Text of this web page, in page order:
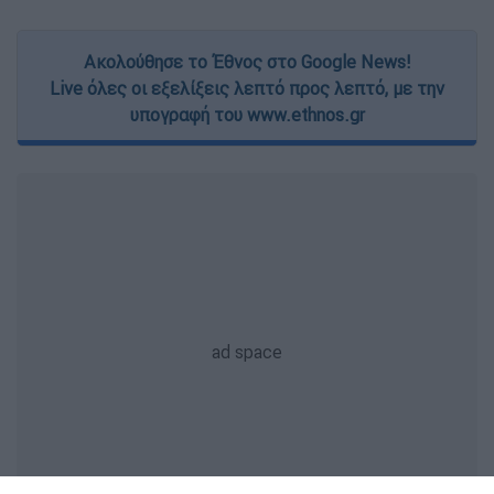
Ακολούθησε το Έθνος στο Google News!
Live όλες οι εξελίξεις λεπτό προς λεπτό, με την
υπογραφή του www.ethnos.gr